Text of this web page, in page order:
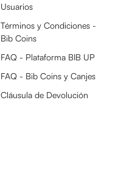
Usuarios
Términos y Condiciones -
Bib Coins
FAQ - Plataforma BIB UP
FAQ - Bib Coins y Canjes
Cláusula de Devolución